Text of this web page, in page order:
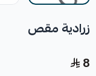
زرادية مقص
8